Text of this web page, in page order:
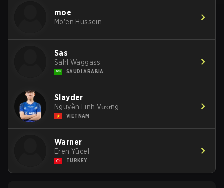
moe
Mo'en Hussein
Sas
Sahl Waggass
SAUDI ARABIA
Slayder
Nguyễn Linh Vương
VIETNAM
Warner
Eren Yücel
TURKEY